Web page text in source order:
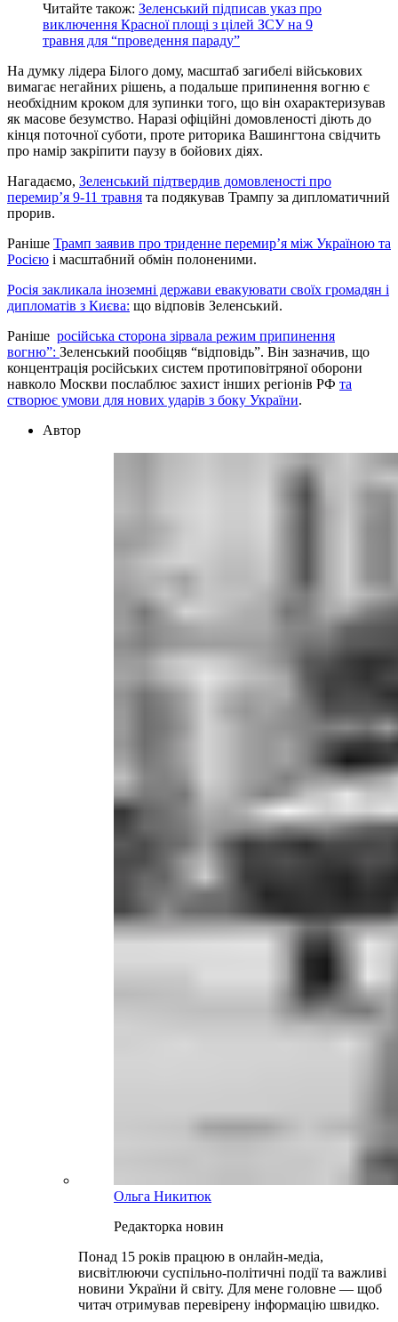
Читайте також: Зеленський підписав указ про
виключення Красної площі з цілей ЗСУ на 9
травня для “проведення параду”
На думку лідера Білого дому, масштаб загибелі військових
вимагає негайних рішень, а подальше припинення вогню є
необхідним кроком для зупинки того, що він охарактеризував
як масове безумство. Наразі офіційні домовленості діють до
кінця поточної суботи, проте риторика Вашингтона свідчить
про намір закріпити паузу в бойових діях.
Нагадаємо, Зеленський підтвердив домовленості про
перемир’я 9-11 травня та подякував Трампу за дипломатичний
прорив.
Раніше Трамп заявив про триденне перемир’я між Україною та
Росією і масштабний обмін полоненими.
Росія закликала іноземні держави евакуювати своїх громадян і
дипломатів з Києва: що відповів Зеленський.
Раніше російська сторона зірвала режим припинення
вогню”: Зеленський пообіцяв “відповідь”. Він зазначив, що
концентрація російських систем протиповітряної оборони
навколо Москви послаблює захист інших регіонів РФ та
створює умови для нових ударів з боку України.
Автор
Ольга Никитюк
Редакторка новин
Понад 15 років працюю в онлайн-медіа,
висвітлюючи суспільно-політичні події та важливі
новини України й світу. Для мене головне — щоб
читач отримував перевірену інформацію швидко.